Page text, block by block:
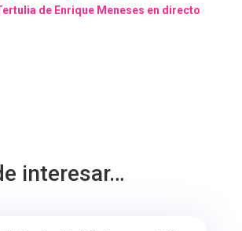
de Enrique Meneses en directo
interesar…